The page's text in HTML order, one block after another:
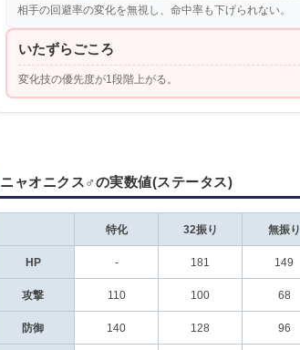
相手の回避率の変化を無視し、命中率も下げられない。
いたずらごころ
変化技の優先度が1段階上がる。
ニャオニクス♂の実数値(ステータス)
特化 32振り 無振り
HP - 181 149
攻撃 110 100 68
防御 140 128 96